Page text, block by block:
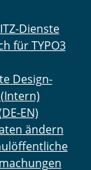
Dienste
für TYPO3
Design-
EN)
ändern